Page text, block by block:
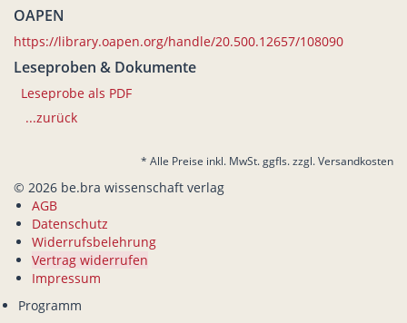
OAPEN
https://library.oapen.org/handle/20.500.12657/108090
Leseproben & Dokumente
Leseprobe als PDF
...zurück
* Alle Preise inkl. MwSt. ggfls. zzgl. Versandkosten
© 2026 be.bra wissenschaft verlag
AGB
Datenschutz
Widerrufsbelehrung
Vertrag widerrufen
Impressum
Programm